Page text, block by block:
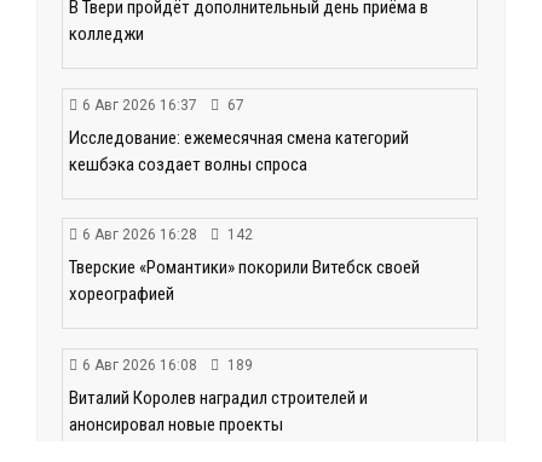
В Твери пройдёт дополнительный день приёма в
колледжи
6 Авг 2026 16:37 67
Исследование: ежемесячная смена категорий
кешбэка создает волны спроса
6 Авг 2026 16:28 142
Тверские «Романтики» покорили Витебск своей
хореографией
6 Авг 2026 16:08 189
Виталий Королев наградил строителей и
анонсировал новые проекты